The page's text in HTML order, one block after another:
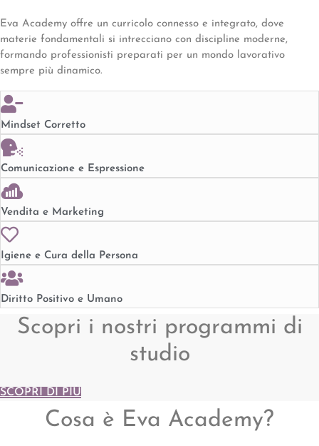
Eva Academy offre un curricolo connesso e integrato, dove
materie fondamentali si intrecciano con discipline moderne,
formando professionisti preparati per un mondo lavorativo
sempre più dinamico.
Mindset Corretto
Comunicazione e Espressione
Vendita e Marketing
Igiene e Cura della Persona
Diritto Positivo e Umano
Scopri i nostri programmi di
studio
SCOPRI DI PIÙ
Cosa è Eva Academy?